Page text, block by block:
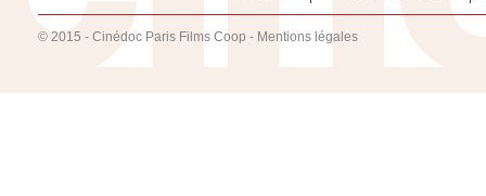
© 2015 - Cinédoc Paris Films Coop - Mentions légales